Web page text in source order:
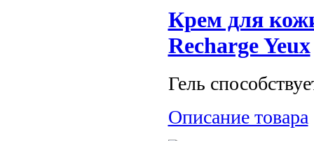
Крем для
Recharge Yeux
Гель
Описание товара